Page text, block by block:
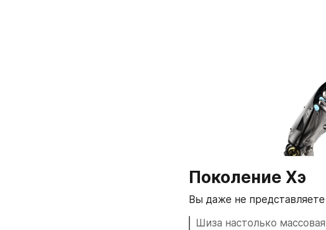
Поколение Хэ
Вы даже не
Шиза настолько